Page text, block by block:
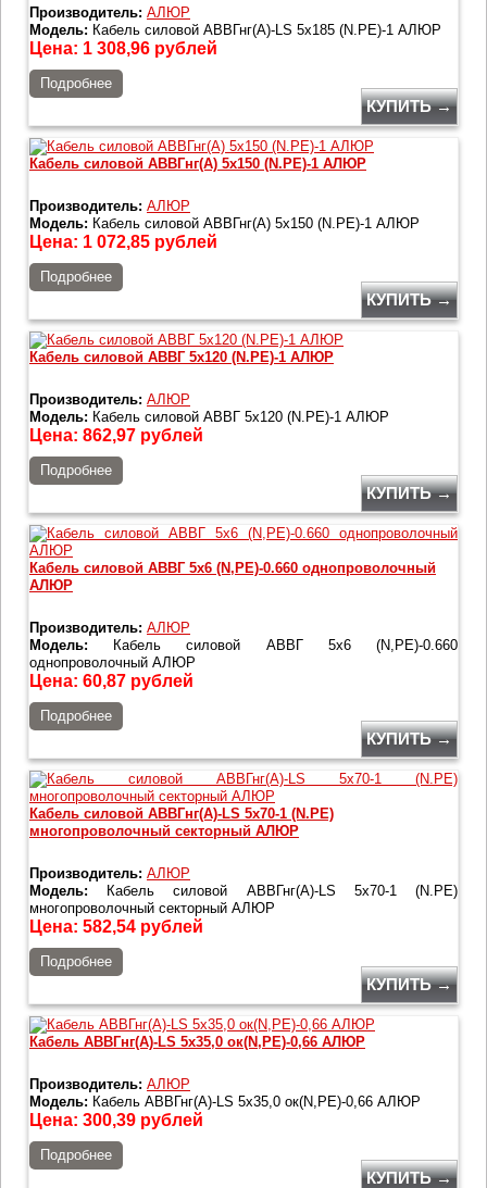
Производитель: АЛЮР
Модель: Кабель силовой АВВГнг(А)-LS 5х185 (N.PE)-1 АЛЮР
Цена: 1 308,96 рублей
Подробнее
КУПИТЬ →
Кабель силовой АВВГнг(А) 5х150 (N.PE)-1 АЛЮР
Производитель: АЛЮР
Модель: Кабель силовой АВВГнг(А) 5х150 (N.PE)-1 АЛЮР
Цена: 1 072,85 рублей
Подробнее
КУПИТЬ →
Кабель силовой АВВГ 5х120 (N.PE)-1 АЛЮР
Производитель: АЛЮР
Модель: Кабель силовой АВВГ 5х120 (N.PE)-1 АЛЮР
Цена: 862,97 рублей
Подробнее
КУПИТЬ →
Кабель силовой АВВГ 5х6 (N,РЕ)-0.660 однопроволочный
АЛЮР
Производитель: АЛЮР
Модель: Кабель силовой АВВГ 5х6 (N,РЕ)-0.660
однопроволочный АЛЮР
Цена: 60,87 рублей
Подробнее
КУПИТЬ →
Кабель силовой АВВГнг(А)-LS 5х70-1 (N.PE)
многопроволочный секторный АЛЮР
Производитель: АЛЮР
Модель: Кабель силовой АВВГнг(А)-LS 5х70-1 (N.PE)
многопроволочный секторный АЛЮР
Цена: 582,54 рублей
Подробнее
КУПИТЬ →
Кабель АВВГнг(А)-LS 5х35,0 ок(N,PE)-0,66 АЛЮР
Производитель: АЛЮР
Модель: Кабель АВВГнг(А)-LS 5х35,0 ок(N,PE)-0,66 АЛЮР
Цена: 300,39 рублей
Подробнее
КУПИТЬ →